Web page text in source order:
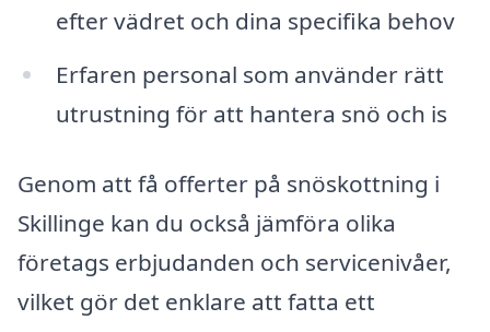
efter vädret och dina specifika behov
Erfaren personal som använder rätt
utrustning för att hantera snö och is
Genom att få offerter på snöskottning i
Skillinge kan du också jämföra olika
företags erbjudanden och servicenivåer,
vilket gör det enklare att fatta ett